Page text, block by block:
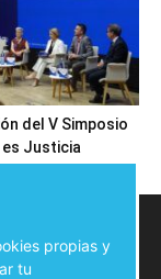
del V Simposio
es Justicia
propias y
tu